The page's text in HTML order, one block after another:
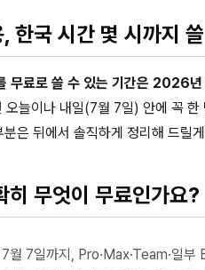
국 시간 몇 시까지
료로 쓸 수 있는 기간은 2026년
늘이나 내일(7월 7일) 안에 꼭 한
은 뒤에서 솔직하게 정리해 드릴
무엇이 무료인가요?
월 7일까지, Pro·Max·Team·일